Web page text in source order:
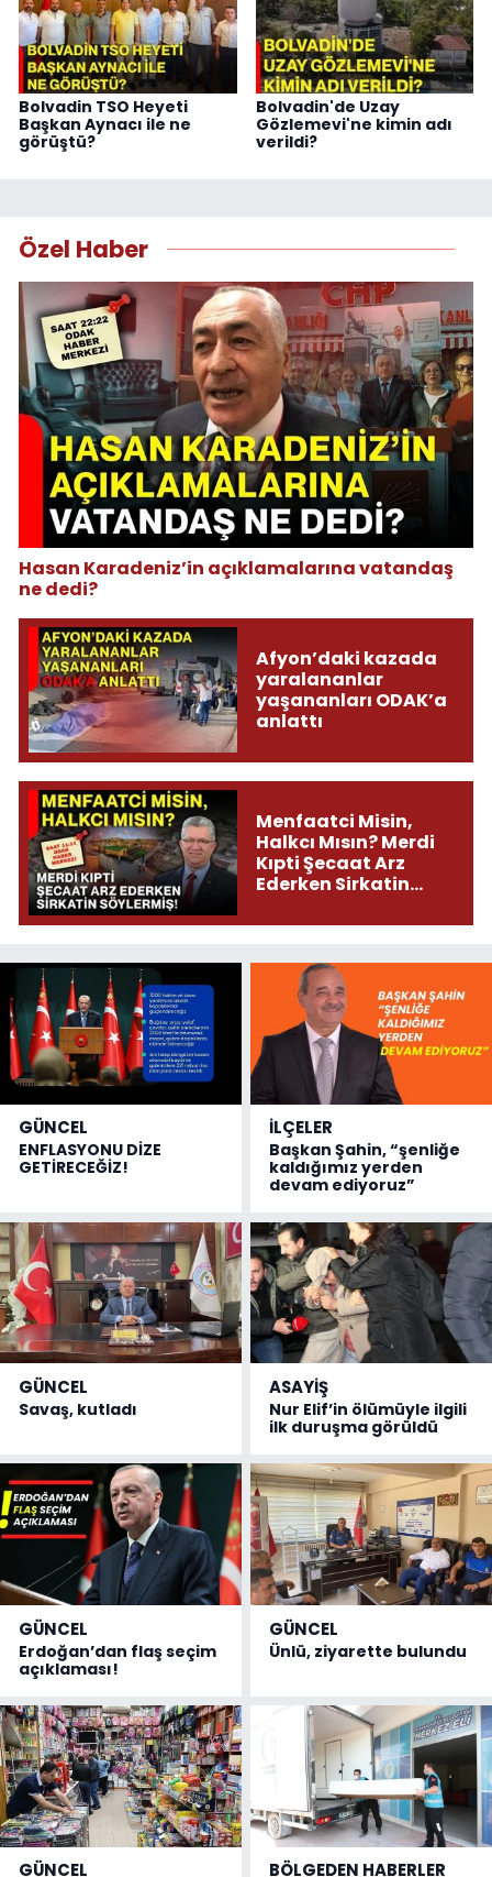
Bolvadin TSO Heyeti
Başkan Aynacı ile ne
görüştü?
Bolvadin'de Uzay
Gözlemevi'ne kimin adı
verildi?
Özel Haber
Hasan Karadeniz’in açıklamalarına vatandaş
ne dedi?
Afyon’daki kazada
yaralananlar
yaşananları ODAK’a
anlattı
Menfaatci Misin,
Halkcı Mısın? Merdi
Kıpti Şecaat Arz
Ederken Sirkatin
GÜNCEL
ENFLASYONU DİZE
GETİRECEĞİZ!
İLÇELER
Başkan Şahin, “şenliğe
kaldığımız yerden
devam ediyoruz”
GÜNCEL
Savaş, kutladı
ASAYİŞ
Nur Elif’in ölümüyle ilgili
ilk duruşma görüldü
GÜNCEL
Erdoğan’dan flaş seçim
açıklaması!
GÜNCEL
Ünlü, ziyarette bulundu
GÜNCEL BÖLGEDEN HABERLER